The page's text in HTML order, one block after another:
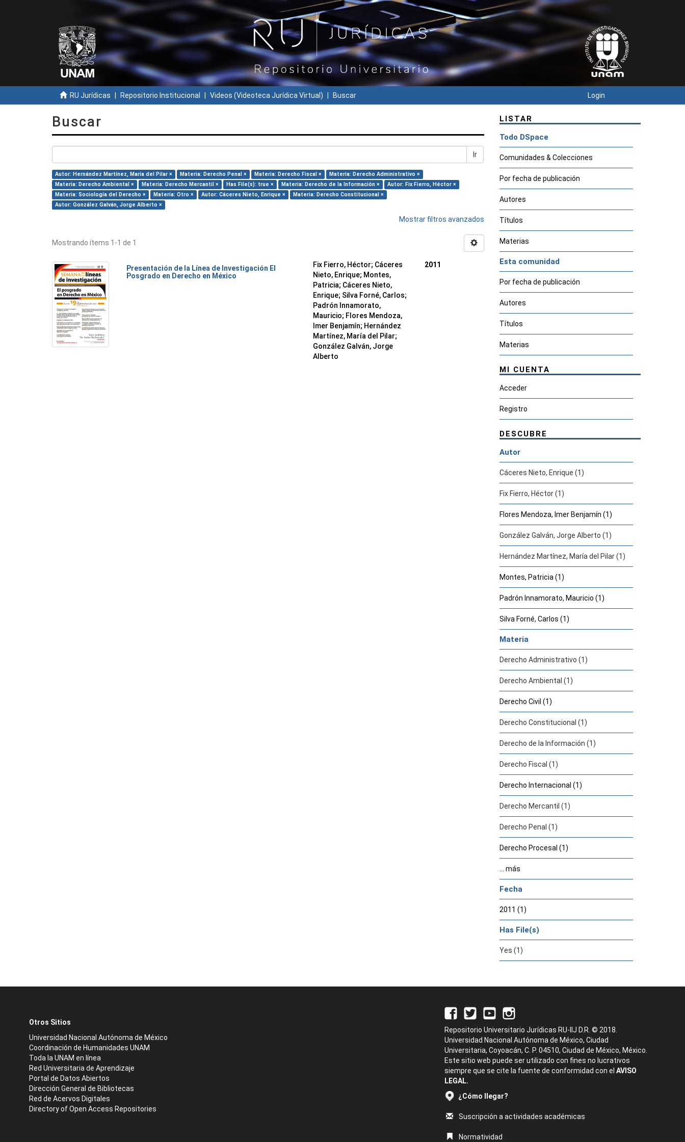
RU Jurídicas Repositorio Institucional Videos (Videoteca Jurídica Virtual) Buscar Login
Buscar
Ir
Autor: Hernández Martínez, María del Pilar × Materia: Derecho Penal × Materia: Derecho Fiscal ×
Materia: Derecho Administrativo ×
Materia: Derecho Ambiental ×
Materia: Derecho Mercantil × Has File(s): true × Materia: Derecho de la Información ×
Autor: Fix Fierro, Héctor ×
Materia: Sociología del Derecho ×
Materia: Otro × Autor: Cáceres Nieto, Enrique ×
Materia: Derecho Constitucional ×
Autor: González Galván, Jorge Alberto ×
Mostrar filtros avanzados
Mostrando ítems 1-1 de 1
Presentación de la Línea de Investigación El
Posgrado en Derecho en México
Fix Fierro, Héctor; Cáceres
Nieto, Enrique; Montes,
Patricia; Cáceres Nieto,
Enrique; Silva Forné, Carlos;
Padrón Innamorato,
Mauricio; Flores Mendoza,
Imer Benjamín; Hernández
Martínez, María del Pilar;
González Galván, Jorge
Alberto
2011
LISTAR
Todo DSpace
Comunidades & Colecciones
Por fecha de publicación
Autores
Títulos
Materias
Esta comunidad
Por fecha de publicación
Autores
Títulos
Materias
MI CUENTA
Acceder
Registro
DESCUBRE
Autor
Cáceres Nieto, Enrique (1)
Fix Fierro, Héctor (1)
Flores Mendoza, Imer Benjamín (1)
González Galván, Jorge Alberto (1)
Hernández Martínez, María del Pilar (1)
Montes, Patricia (1)
Padrón Innamorato, Mauricio (1)
Silva Forné, Carlos (1)
Materia
Derecho Administrativo (1)
Derecho Ambiental (1)
Derecho Civil (1)
Derecho Constitucional (1)
Derecho de la Información (1)
Derecho Fiscal (1)
Derecho Internacional (1)
Derecho Mercantil (1)
Derecho Penal (1)
Derecho Procesal (1)
... más
Fecha
2011 (1)
Has File(s)
Yes (1)
Otros Sitios
Universidad Nacional Autónoma de México
Coordinación de Humanidades UNAM
Toda la UNAM en línea
Red Universitaria de Aprendizaje
Portal de Datos Abiertos
Dirección General de Bibliotecas
Red de Acervos Digitales
Directory of Open Access Repositories
Repositorio Universitario Jurídicas RU-IIJ D.R. © 2018.
Universidad Nacional Autónoma de México, Ciudad
Universitaria, Coyoacán, C. P. 04510, Ciudad de México, México.
Este sitio web puede ser utilizado con fines no lucrativos
siempre que se cite la fuente de conformidad con el AVISO
LEGAL.
¿Cómo llegar?
Suscripción a actividades académicas
Normatividad